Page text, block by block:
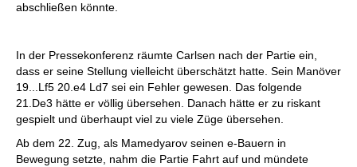
abschließen könnte.
In der Pressekonferenz räumte Carlsen nach der Partie ein,
dass er seine Stellung vielleicht überschätzt hatte. Sein Manöver
19...Lf5 20.e4 Ld7 sei ein Fehler gewesen. Das folgende
21.De3 hätte er völlig übersehen. Danach hätte er zu riskant
gespielt und überhaupt viel zu viele Züge übersehen.
Ab dem 22. Zug, als Mamedyarov seinen e-Bauern in
Bewegung setzte, nahm die Partie Fahrt auf und mündete